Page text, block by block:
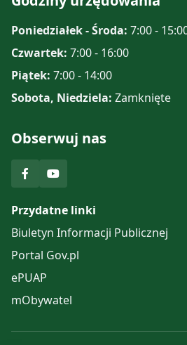
Poniedziałek - Środa: 7:00 -
Czwartek: 7:00 - 16:00
Piątek: 7:00 - 14:00
Sobota, Niedziela: Zamknięte
Obserwuj nas
Przydatne linki
Biuletyn Informacji Publicznej
Portal Gov.pl
ePUAP
mObywatel